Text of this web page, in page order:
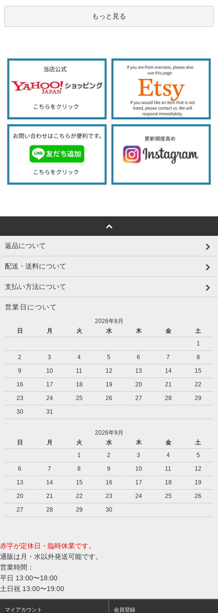
もっと見る
返品について
配送・送料について
支払い方法について
営業日について
2026年8月
日
月 火 水 木 金
土
1
2
3 4 5 6 7
8
9
10 11 12 13 14
15
16
17 18 19 20 21
22
23
24 25 26 27 28
29
30
31
2026年9月
日
月 火 水 木 金
土
1
2 3 4
5
6
7 8 9 10 11
12
13
14 15 16 17 18
19
20
21 22 23 24 25
26
27
28 29 30
赤字が定休日・臨時休業です。
通販は月・水以外発送可能です。
営業時間：
平日 13:00〜18:00
土日祝 13:00〜19:00
マイアカウント 会員登録